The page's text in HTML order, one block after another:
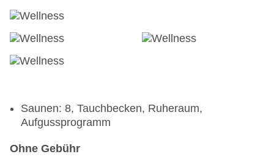
Saunen: 8, Tauchbecken, Ruheraum,
Aufgussprogramm
Ohne Gebühr